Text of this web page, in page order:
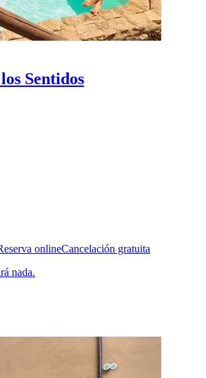
Sentidos
onlineCancelación gratuita
nada.